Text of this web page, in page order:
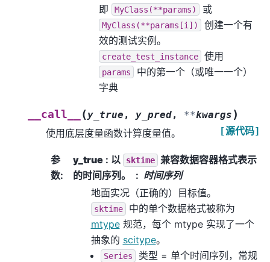
即
MyClass(**params) 或
MyClass(**params[i])
创建一个有
效的测试实例。
create_test_instance 使用
params
中的第一个（或唯一一个）
字典
__call__ (y_true , y_pred, **kwargs )
[源代码]
使用底层度量函数计算度量值。
参
数:
y_true: 以 sktime 兼容数据容器格式表示
的时间序列。
时间序列
地面实况（正确的）目标值。
sktime
中的单个数据格式被称为
mtype规范，每个 mtype 实现了一个
抽象的 scitype。
Series
类型 = 单个时间序列，常规